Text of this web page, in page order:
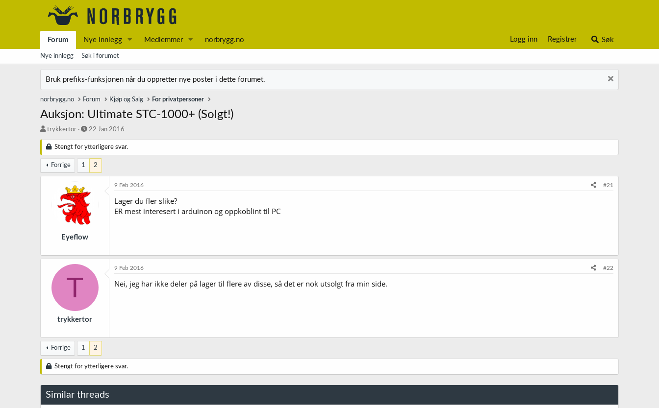
Forum Nye innlegg Medlemmer norbrygg.no Logg inn Registrer Søk
Nye innlegg Søk i forumet
Bruk prefiks-funksjonen når du oppretter nye poster i dette forumet.
norbrygg.no Forum Kjøp og Salg For privatpersoner
Auksjon: Ultimate STC-1000+ (Solgt!)
T
å
d
s
t
trykkertor
S
a
r
d
t
22 Jan 2016
Stengt for ytterligere svar.
Forrige 1 2
Eyeflow
9 Feb 2016 #21
Lager du fler slike?
ER mest interesert i arduinon og oppkoblint til PC
T
trykkertor
9 Feb 2016 #22
Nei, jeg har ikke deler på lager til flere av disse, så det er nok utsolgt fra min side.
Forrige 1 2
Stengt for ytterligere svar.
Similar threads